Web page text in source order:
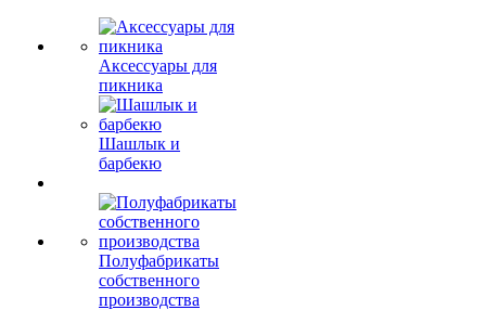
Аксессуары для
пикника
Шашлык и
барбекю
Полуфабрикаты
собственного
производства